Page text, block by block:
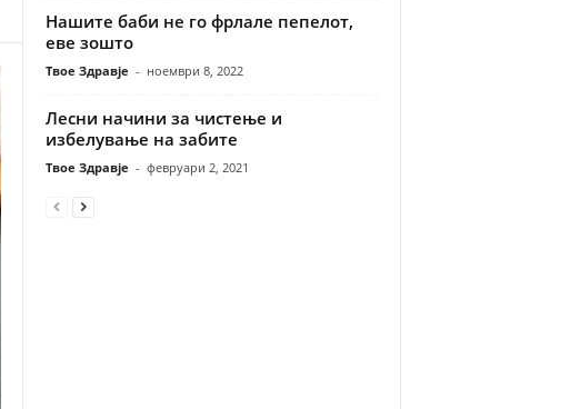
Нашите баби не го фрлале пепелот,
еве зошто
Твое Здравје - ноември 8, 2022
Лесни начини за чистење и
избелување на забите
Твое Здравје - февруари 2, 2021